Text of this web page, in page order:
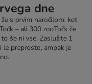
dne
s prvim naročilom: kot
– ali 300 zooTočk če
še ni vse. Zaslužite 1
le preprosto, ampak je